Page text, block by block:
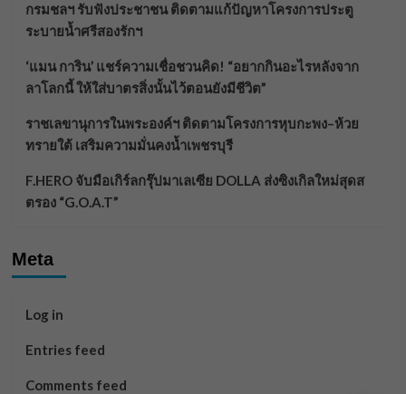
กรมชลฯ รับฟังประชาชน ติดตามแก้ปัญหาโครงการประตู
ระบายน้ำศรีสองรักฯ
‘แมน การิน’ แชร์ความเชื่อชวนคิด! “อยากกินอะไรหลังจาก
ลาโลกนี้ ให้ใส่บาตรสิ่งนั้นไว้ตอนยังมีชีวิต”
ราชเลขานุการในพระองค์ฯ ติดตามโครงการหุบกะพง–ห้วย
ทรายใต้ เสริมความมั่นคงน้ำเพชรบุรี
F.HERO จับมือเกิร์ลกรุ๊ปมาเลเซีย DOLLA ส่งซิงเกิลใหม่สุดส
ตรอง “G.O.A.T”
Meta
Log in
Entries feed
Comments feed